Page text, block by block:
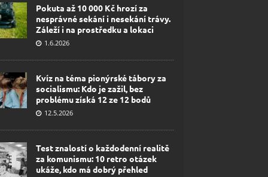
Pokuta až 10 000 Kč hrozí za
nesprávné sekání i nesekání trávy.
Záleží i na prostředku a lokaci
1.6.2026
Kvíz na téma pionýrské tábory za
socialismu: Kdo je zažil, bez
problému získá 12 ze 12 bodů
12.5.2026
Test znalostí o každodenní realitě
za komunismu: 10 retro otázek
ukáže, kdo má dobrý přehled